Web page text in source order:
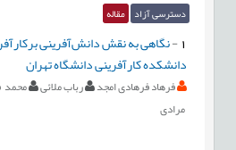
دسترسی آزاد مقاله
-نگاهی به نقش دانش‌آفرینی
دانشکده کارآفرینی دانشگاه تهران
فرهاد فرهادی امجد رباب ملائی محمد
مرادی